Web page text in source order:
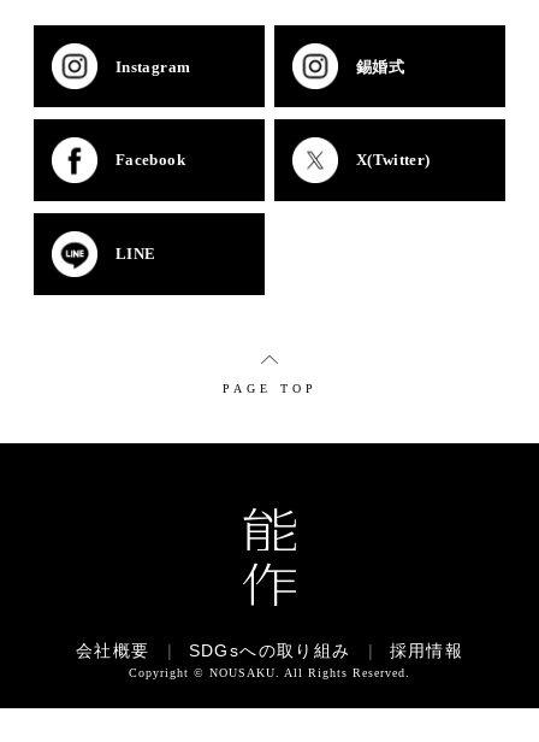
Instagram 錫婚式
Facebook X(Twitter)
LINE
PAGE TOP
会社概要 | SDGsへの取り組み | 採用情報
Copyright © NOUSAKU. All Rights Reserved.